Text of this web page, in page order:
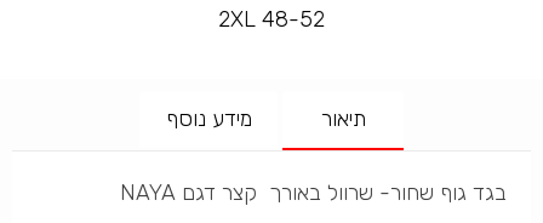
2XL 48-52
תיאור מידע נוסף
בגד גוף שחור- שרוול באורך קצר דגם NAYA